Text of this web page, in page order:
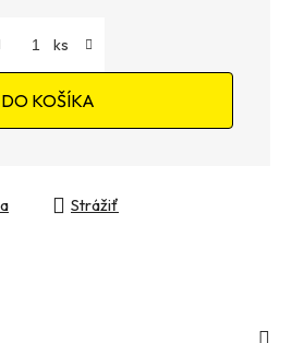
DO KOŠÍKA
Strážiť